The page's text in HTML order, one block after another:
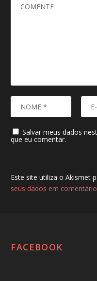
Salvar meus dados
que eu comentar.
Este site utiliza o Akismet
seus dados em
FACEBOOK